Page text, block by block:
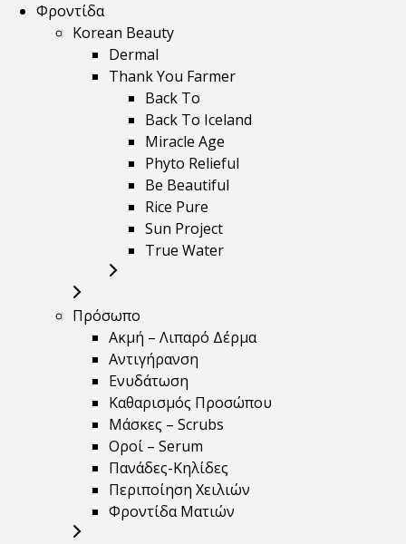
Φροντίδα
Korean Beauty
Dermal
Thank You Farmer
Back To
Back To Iceland
Miracle Age
Phyto Relieful
Be Beautiful
Rice Pure
Sun Project
True Water
Πρόσωπο
Ακμή – Λιπαρό Δέρμα
Αντιγήρανση
Ενυδάτωση
Καθαρισμός Προσώπου
Μάσκες – Scrubs
Οροί – Serum
Πανάδες-Κηλίδες
Περιποίηση Χειλιών
Φροντίδα Ματιών